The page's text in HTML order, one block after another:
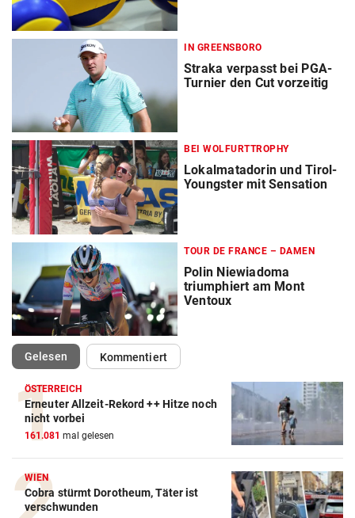
IN GREENSBORO
Straka verpasst bei PGA-
Turnier den Cut vorzeitig
BEI WOLFURTTROPHY
Lokalmatadorin und Tirol-
Youngster mit Sensation
TOUR DE FRANCE – DAMEN
Polin Niewiadoma
triumphiert am Mont
Ventoux
Gelesen(ausgewählt)Kommentiert
ÖSTERREICH
Erneuter Allzeit-Rekord ++ Hitze noch
nicht vorbei
161.081 mal gelesen
WIEN
Cobra stürmt Dorotheum, Täter ist
verschwunden
Action-Cam Vergleich
ZUM VERGLEICH
Crosstrainer Vergleich
ZUM VERGLEICH